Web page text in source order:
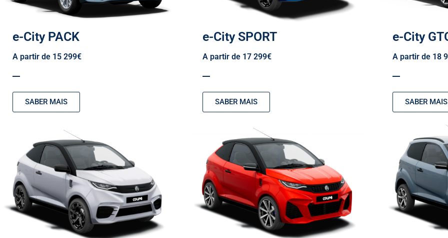
e-City PACK
A partir de 15 299€
SABER MAIS
e-City SPORT
A partir de 17 299€
SABER MAIS
e-City
A partir de 18
SABER MAIS